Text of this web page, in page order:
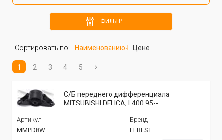
ФИЛЬТР
Сортировать по: Наименованию Цене
1 2 3 4 5
С/Б переднего дифференциала
MITSUBISHI DELICA, L400 95--
Артикул
MMPD8W
Бренд
FEBEST